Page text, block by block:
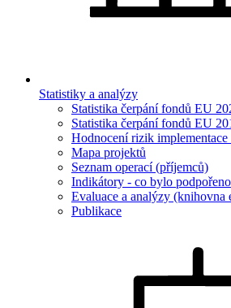
Statistiky a analýzy
Statistika čerpání fondů EU
Statistika čerpání fondů EU
Hodnocení rizik
Mapa projektů
Seznam operací (příjemců)
Indikátory - co bylo podpořeno
Evaluace a analýzy (knihovna
Publikace